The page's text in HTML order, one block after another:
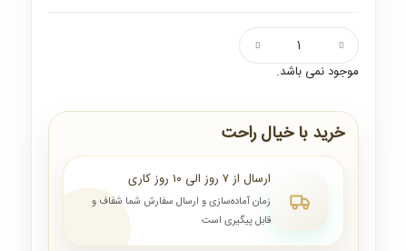
موجود نمی باشد.
خرید با خیال راحت
ارسال از ۷ روز الی ۱۰ روز کاری
زمان آماده‌سازی و ارسال سفارش شما شفاف و
قابل پیگیری است